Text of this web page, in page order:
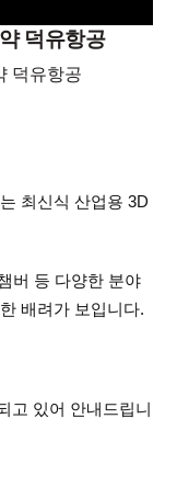
덕유항공
덕유항공
최신식 산업용 3D
버 등 다양한 분야
배려가 보입니다.
고 있어 안내드립니